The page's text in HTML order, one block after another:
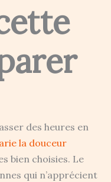
des heures en
la douceur
bien choisies. Le
qui n’apprécient